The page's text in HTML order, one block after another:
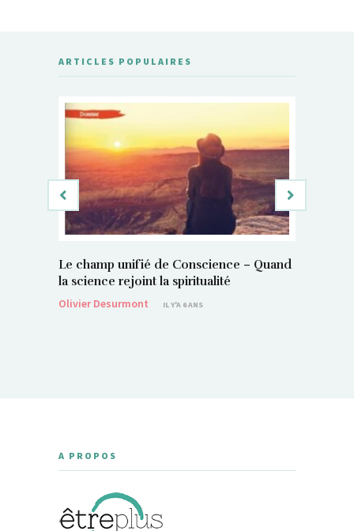
ARTICLES POPULAIRES
Le champ unifié de Conscience – Quand
la science rejoint la spiritualité
Olivier Desurmont
IL Y'A 6 ANS
A PROPOS